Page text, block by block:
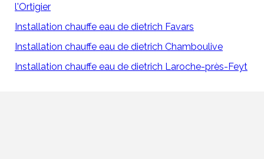
l'Ortigier
Installation chauffe eau de dietrich Favars
Installation chauffe eau de dietrich Chamboulive
Installation chauffe eau de dietrich Laroche-près-Feyt